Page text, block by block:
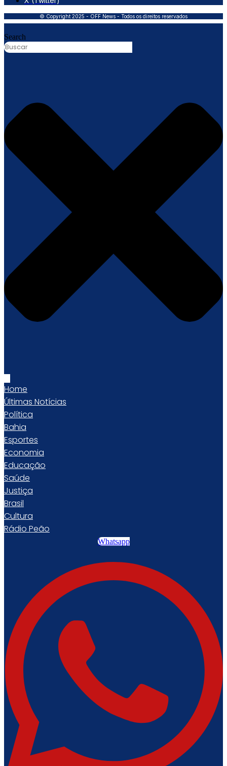
© Copyright 2025 - OFF News - Todos os direitos reservados
Search
Home
Últimas Notícias
Política
Bahia
Esportes
Economia
Educação
Saúde
Justiça
Brasil
Cultura
Rádio Peão
Whatsapp